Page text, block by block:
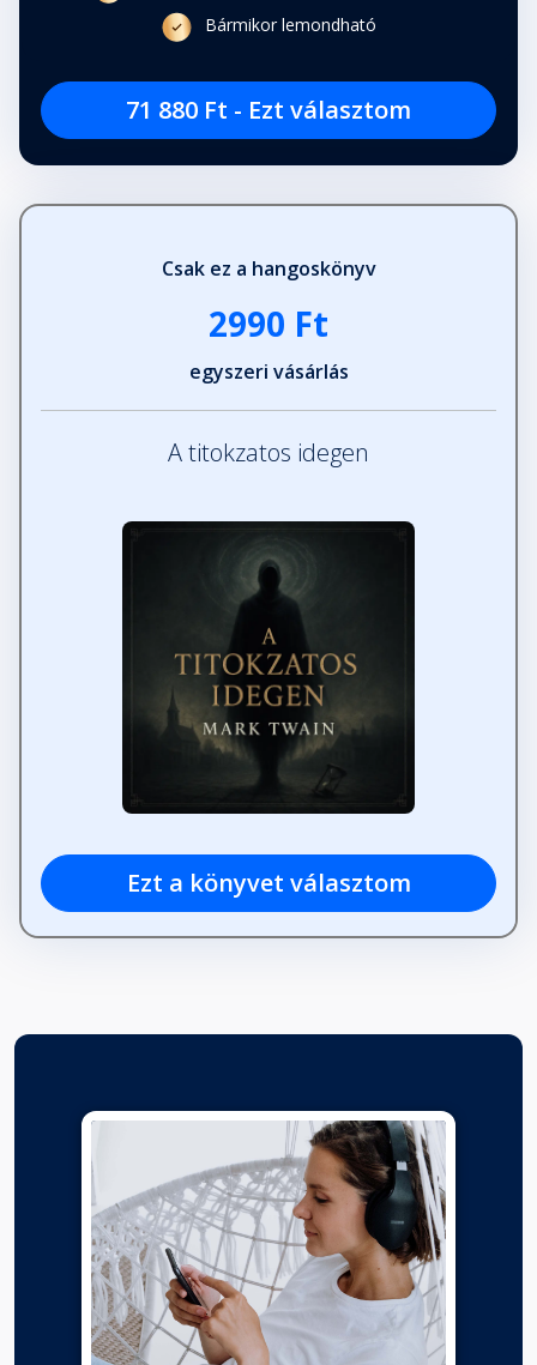
Bármikor lemondható
71 880 Ft - Ezt választom
Csak ez a hangoskönyv
2990 Ft
egyszeri vásárlás
A titokzatos idegen
Ezt a könyvet választom